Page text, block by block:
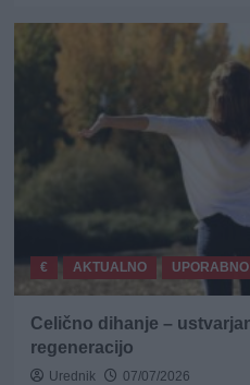
€ AKTUALNO UPORABNO
Celično dihanje –
regeneracijo
Urednik 07/07/2026